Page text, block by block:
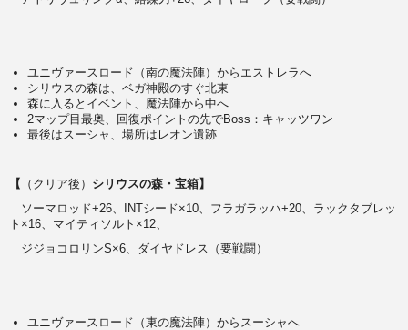
ユニヴァースロード（南の魔法陣）からエストレラへ
シリウスの森は、ベガ神殿のすぐ北東
森に入るとイベント、魔法陣から中へ
2マップ目最奥、回復ポイントの先でBoss：キャッツワン
最後はスーシャ、場所はレオン遺跡
【 （クリア後） シリウスの森・宝箱】
ソーマロッド+26、INTシード×10、フラガラッハ+20、ラックタブレッ
ト×16、マイティソルト×12、
ジジョコロリンS×6、ダイヤドレス（要戦闘）
ユニヴァースロード（東の魔法陣）からスーシャへ